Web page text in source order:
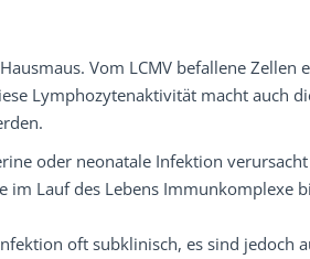
Vom LCMV befallene Zellen
Lymphozytenaktivität macht auch
oder neonatale Infektion verursacht
im Lauf des Lebens Immunkomplexe
oft subklinisch, es sind jedoch